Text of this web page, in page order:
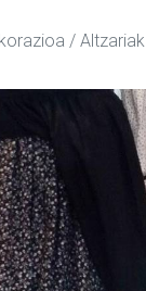
/ Altzariak